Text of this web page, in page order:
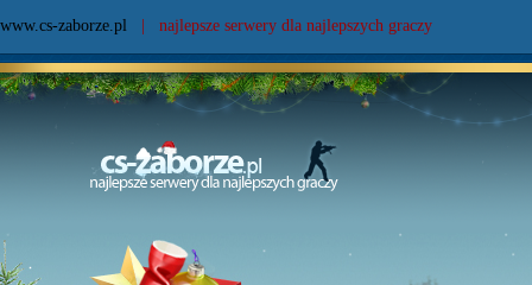
www.cs-zaborze.pl | najlepsze serwery dla najlepszych graczy